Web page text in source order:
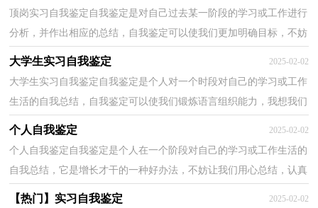
顶岗实习自我鉴定自我鉴定是对自己过去某一阶段的学习或工作进行
分析，并作出相应的总结，自我鉴定可以使我们更加明确目标，不妨
坐下来好好写写自我鉴定吧。你所见过的自我鉴定应...
大学生实习自我鉴定 2025-02-02
大学生实习自我鉴定自我鉴定是个人对一个时段对自己的学习或工作
生活的自我总结，自我鉴定可以使我们锻炼语言组织能力，我想我们
需要写一份自我鉴定了吧。那么如何把自我鉴定写...
个人自我鉴定 2025-02-02
个人自我鉴定自我鉴定是个人在一个阶段对自己的学习或工作生活的
自我总结，它是增长才干的一种好办法，不妨让我们用心总结，认真
完成自我鉴定吧。那么如何把自我鉴定写出新花样呢...
【热门】实习自我鉴定 2025-02-02